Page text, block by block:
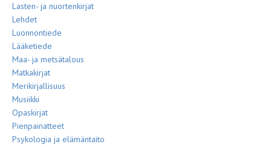
Lasten- ja nuortenkirjat
Lehdet
Luonnontiede
Lääketiede
Maa- ja metsätalous
Matkakirjat
Merikirjallisuus
Musiikki
Opaskirjat
Pienpainatteet
Psykologia ja elämäntaito